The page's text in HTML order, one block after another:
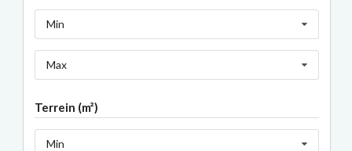
Min
Max
Terrein (m²)
Min